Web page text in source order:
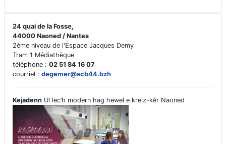
24 quai de la Fosse,
44000 Naoned / Nantes
2ème niveau de l'Espace Jacques Demy
Tram 1 Médiathèque
téléphone : 02 51 84 16 07
courriel : degemer@acb44.bzh
Kejadenn Ul lec’h modern hag hewel e kreiz-kêr Naoned